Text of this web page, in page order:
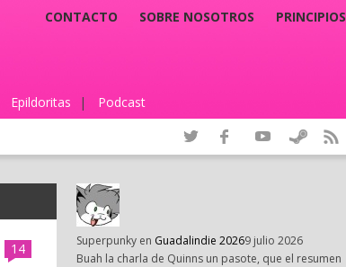
CONTACTO SOBRE NOSOTROS PRINCIPIOS
Epildoritas | Podcast
14 Superpunky en Guadalindie 20269 julio 2026
Buah la charla de Quinns un pasote, que el resumen